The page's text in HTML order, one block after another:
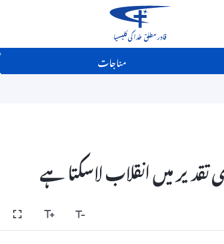
مناجات
میں انقلاب لاسکتا ہے